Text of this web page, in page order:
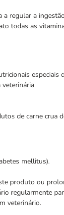
regular a
todas as
especiais
veterinária
de carne crua
mellitus).
produto ou
regularmente
veterinário.